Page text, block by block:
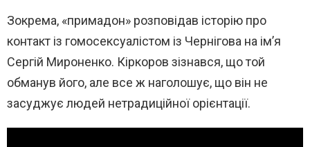
Зокрема, «примадон» розповідав історію про
контакт із гомосексуалістом із Чернігова на ім’я
Сергій Мироненко. Кіркоров зізнався, що той
обманув його, але все ж наголошує, що він не
засуджує людей нетрадиційної орієнтації.